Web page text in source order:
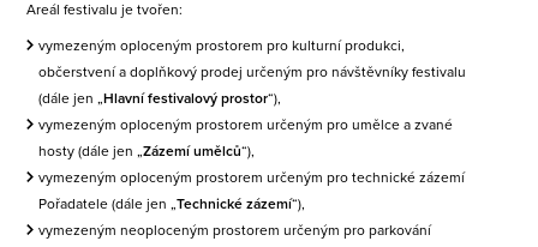
Areál festivalu je tvořen:
vymezeným oploceným prostorem pro kulturní produkci,
občerstvení a doplňkový prodej určeným pro návštěvníky festivalu
(dále jen „Hlavní festivalový prostor“),
vymezeným oploceným prostorem určeným pro umělce a zvané
hosty (dále jen „Zázemí umělců“),
vymezeným oploceným prostorem určeným pro technické zázemí
Pořadatele (dále jen „Technické zázemí“),
vymezeným neoploceným prostorem určeným pro parkování